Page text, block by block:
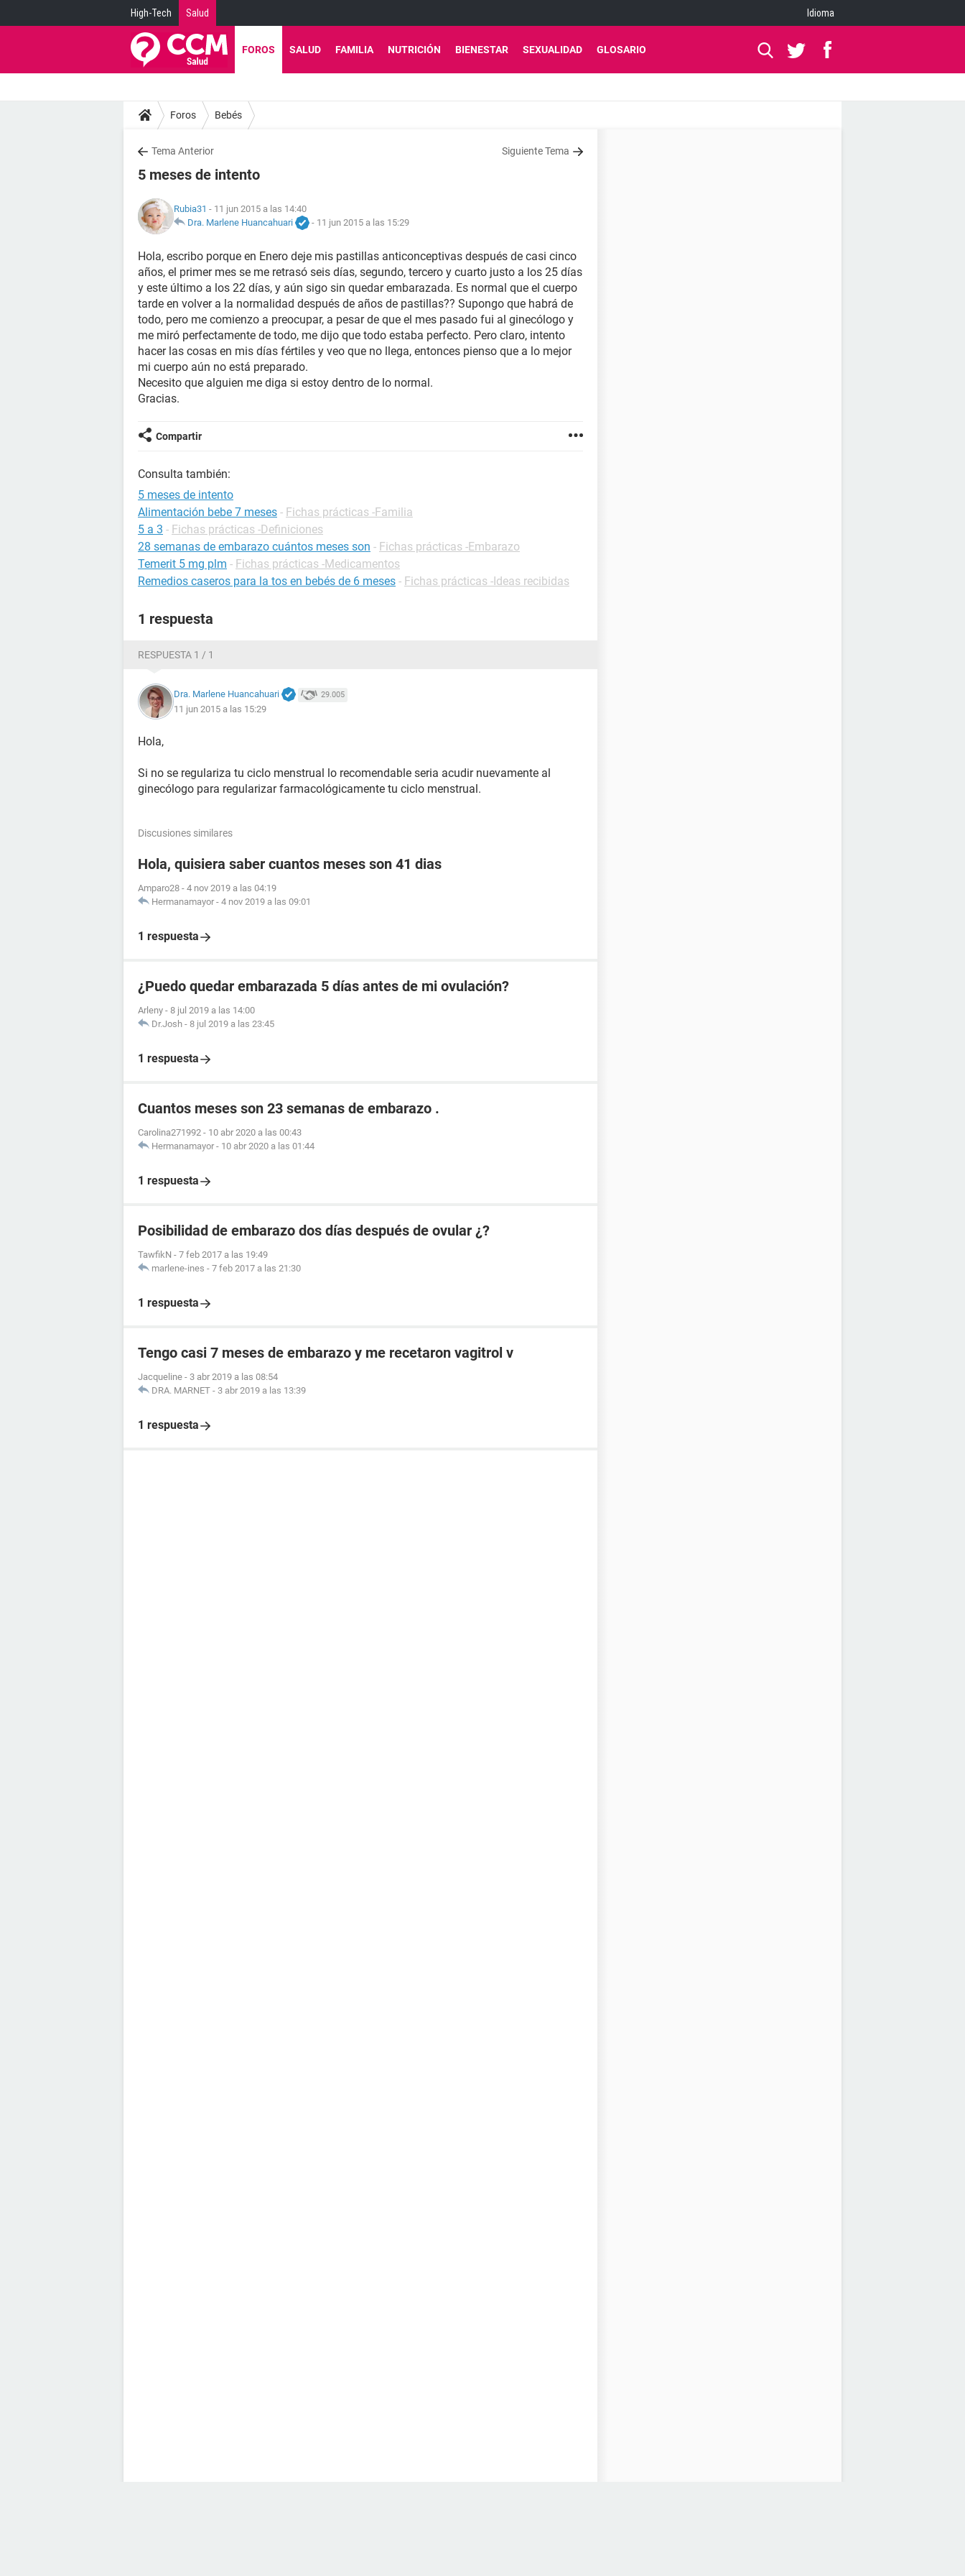
High-Tech Salud Idioma
FOROS SALUD FAMILIA NUTRICIÓN BIENESTAR SEXUALIDAD GLOSARIO
Foros Bebés
Tema Anterior Siguiente Tema
5 meses de intento
Rubia31 - 11 jun 2015 a las 14:40
Dra. Marlene Huancahuari
- 11 jun 2015 a las 15:29
Hola, escribo porque en Enero deje mis pastillas anticonceptivas después de casi cinco
años, el primer mes se me retrasó seis días, segundo, tercero y cuarto justo a los 25 días
y este último a los 22 días, y aún sigo sin quedar embarazada. Es normal que el cuerpo
tarde en volver a la normalidad después de años de pastillas?? Supongo que habrá de
todo, pero me comienzo a preocupar, a pesar de que el mes pasado fui al ginecólogo y
me miró perfectamente de todo, me dijo que todo estaba perfecto. Pero claro, intento
hacer las cosas en mis días fértiles y veo que no llega, entonces pienso que a lo mejor
mi cuerpo aún no está preparado.
Necesito que alguien me diga si estoy dentro de lo normal.
Gracias.
Compartir
Consulta también:
5 meses de intento
Alimentación bebe 7 meses - Fichas prácticas -Familia
5 a 3 - Fichas prácticas -Definiciones
28 semanas de embarazo cuántos meses son - Fichas prácticas -Embarazo
Temerit 5 mg plm - Fichas prácticas -Medicamentos
Remedios caseros para la tos en bebés de 6 meses - Fichas prácticas -Ideas recibidas
1 respuesta
RESPUESTA 1 / 1
Dra. Marlene Huancahuari 29.005
11 jun 2015 a las 15:29
Hola,
Si no se regulariza tu ciclo menstrual lo recomendable seria acudir nuevamente al
ginecólogo para regularizar farmacológicamente tu ciclo menstrual.
Discusiones similares
Hola, quisiera saber cuantos meses son 41 dias
Amparo28 - 4 nov 2019 a las 04:19
Hermanamayor - 4 nov 2019 a las 09:01
1 respuesta
¿Puedo quedar embarazada 5 días antes de mi ovulación?
Arleny - 8 jul 2019 a las 14:00
Dr.Josh - 8 jul 2019 a las 23:45
1 respuesta
Cuantos meses son 23 semanas de embarazo .
Carolina271992 - 10 abr 2020 a las 00:43
Hermanamayor - 10 abr 2020 a las 01:44
1 respuesta
Posibilidad de embarazo dos días después de ovular ¿?
TawfikN - 7 feb 2017 a las 19:49
marlene-ines - 7 feb 2017 a las 21:30
1 respuesta
Tengo casi 7 meses de embarazo y me recetaron vagitrol v
Jacqueline - 3 abr 2019 a las 08:54
DRA. MARNET - 3 abr 2019 a las 13:39
1 respuesta